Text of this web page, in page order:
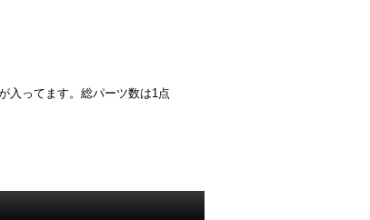
ってます。総パーツ数は1点